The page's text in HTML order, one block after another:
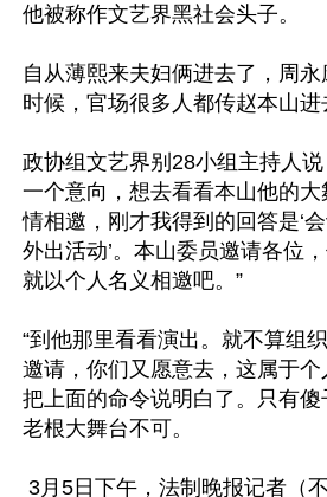
他被称作文艺界黑社会头子。
自从薄熙来夫妇俩进去了，周
时候，官场很多人都传赵本山进
政协组文艺界别28小组主持人
一个意向，想去看看本山他的
情相邀，刚才我得到的回答是‘
外出活动’。本山委员邀请各位
就以个人名义相邀吧。”
“到他那里看看演出。就不算组
邀请，你们又愿意去，这属于个
把上面的命令说明白了。只有傻
老根大舞台不可。